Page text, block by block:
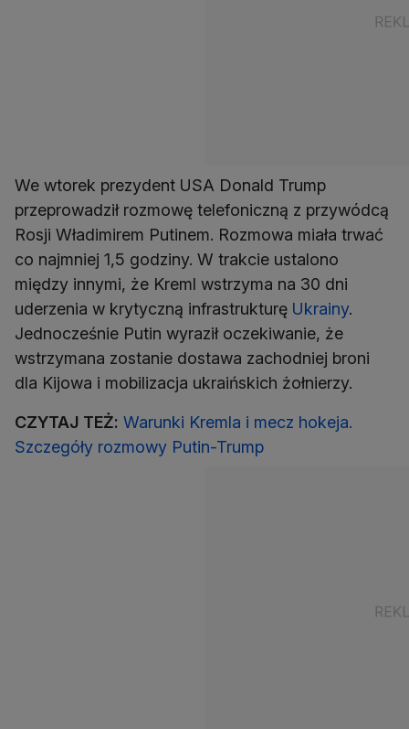
We wtorek prezydent USA Donald Trump
przeprowadził rozmowę telefoniczną z przywódcą
Rosji Władimirem Putinem. Rozmowa miała trwać
co najmniej 1,5 godziny. W trakcie ustalono
między innymi, że Kreml wstrzyma na 30 dni
uderzenia w krytyczną infrastrukturę Ukrainy.
Jednocześnie Putin wyraził oczekiwanie, że
wstrzymana zostanie dostawa zachodniej broni
dla Kijowa i mobilizacja ukraińskich żołnierzy.
CZYTAJ TEŻ: Warunki Kremla i mecz hokeja.
Szczegóły rozmowy Putin-Trump